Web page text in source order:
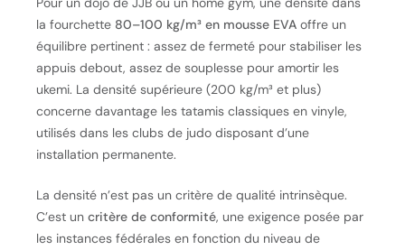
la fourchette 80–100 kg/m³ en mousse EVA offre un
équilibre pertinent : assez de fermeté pour stabiliser les
appuis debout, assez de souplesse pour amortir les
ukemi. La densité supérieure (200 kg/m³ et plus)
concerne davantage les tatamis classiques en vinyle,
utilisés dans les clubs de judo disposant d’une
installation permanente.
La densité n’est pas un critère de qualité intrinsèque.
C’est un critère de conformité, une exigence posée par
les instances fédérales en fonction du niveau de